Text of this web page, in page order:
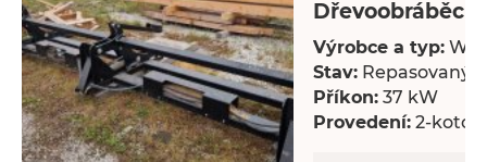
Dřevoobráběcí
Výrobce a typ:
Stav: Repasovaný
Příkon: 37 kW
Provedení: 2-